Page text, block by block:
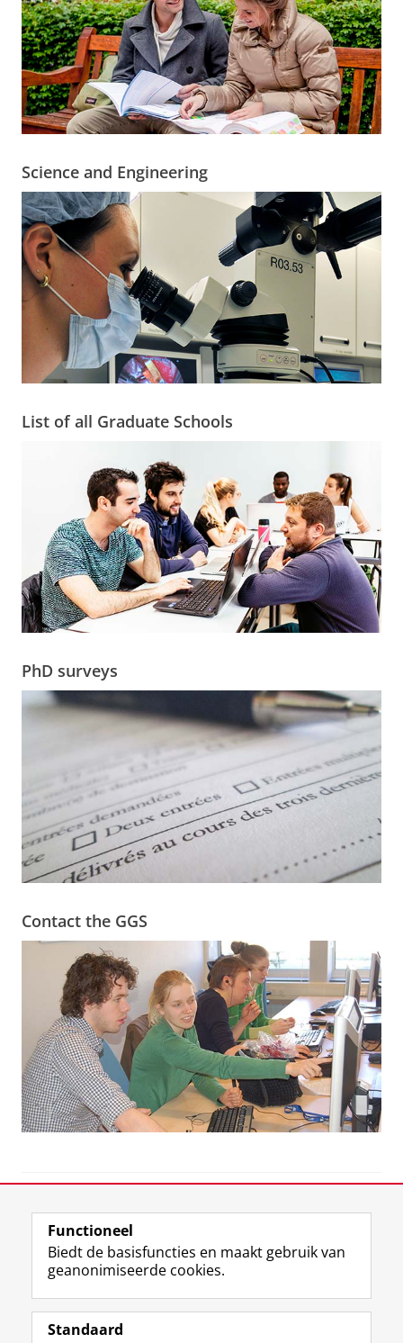
Science and Engineering
List of all Graduate Schools
PhD surveys
Contact the GGS
View this page in:English
Volg de RUG
F
a
L
i
R
S
I
n
Y
o
Functioneel
Biedt de basisfuncties en maakt gebruik van
geanonimiseerde cookies.
Standaard